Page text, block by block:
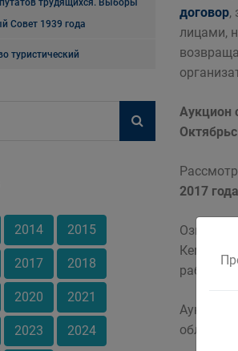
трудящихся. Выборы
Совет 1939 года
туристический
2014 2015
2017 2018
2020 2021
2023 2024
договор,
лицами,
Аукцион
2017
рабочим
Аукцион
области